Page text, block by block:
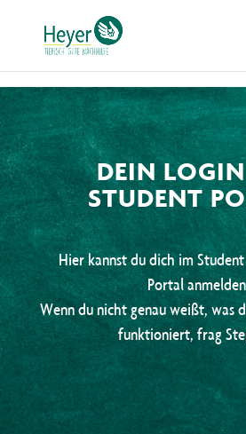
DEIN
STUDENT
Hier kannst du dich im
Portal
Wenn du nicht genau weißt, was
funktioniert, frag